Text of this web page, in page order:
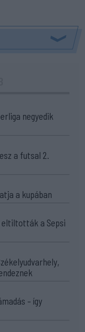
negyedik
a futsal 2.
a kupában
eltiltották a Sepsi
– így